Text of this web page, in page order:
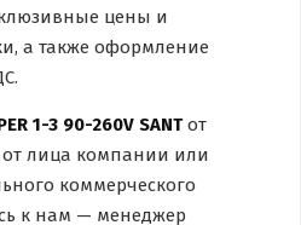
цены и
а также оформление
1-3 90-260V SANTот
лица компании или
коммерческого
к нам — менеджер